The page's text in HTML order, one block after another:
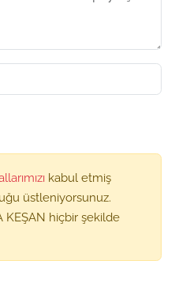
kabul etmiş
üstleniyorsunuz.
KEŞAN hiçbir şekilde